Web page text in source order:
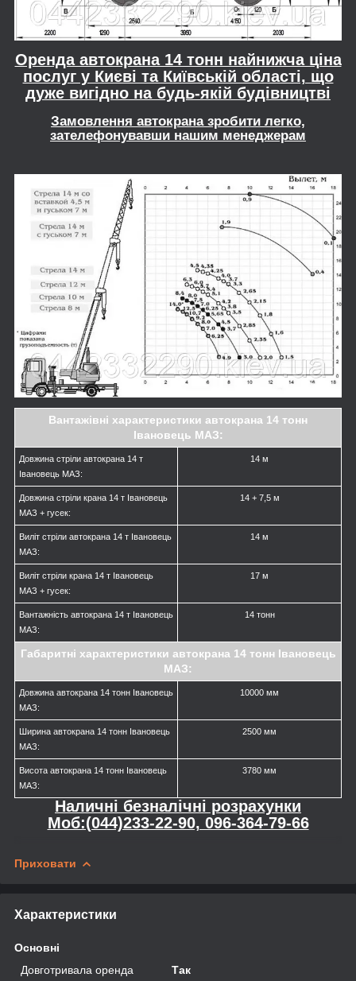
Оренда автокрана 14 тонн найнижча ціна
послуг у Києві та Київській області, що
дуже вигідно на будь-якій будівництві
Замовлення автокрана зробити легко,
зателефонувавши нашим менеджерам
Вантажівні характеристики автокрана 14 тонн
Івановець МАЗ:
Довжина стріли автокрана 14 т
Івановець МАЗ:
14 м
Довжина стріли крана 14 т Івановець
МАЗ + гусек:
14 + 7,5 м
Виліт стріли автокрана 14 т Івановець
МАЗ:
14 м
Виліт стріли крана 14 т Івановець
МАЗ + гусек:
17 м
Вантажність автокрана 14 т Івановець
МАЗ:
14 тонн
Габаритні характеристики автокрана 14 тонн Івановець
МАЗ:
Довжина автокрана 14 тонн Івановець
МАЗ:
10000 мм
Ширина автокрана 14 тонн Івановець
МАЗ:
2500 мм
Висота автокрана 14 тонн Івановець
МАЗ:
3780 мм
Наличні безналічні розрахунки
Моб:(044)233-22-90, 096-364-79-66
Приховати
Характеристики
Основні
Довготривала оренда
Так